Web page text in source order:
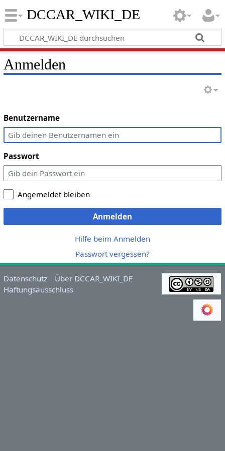
DCCAR_WIKI_DE
Anmelden
Benutzername
Passwort
Angemeldet bleiben
Anmelden
Hilfe beim Anmelden
Passwort vergessen?
Datenschutz
Über DCCAR_WIKI_DE
Haftungsausschluss